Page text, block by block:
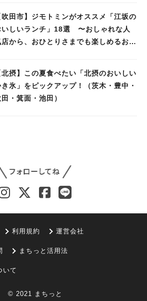
吹田市】ジモトミンがオススメ「江坂の
いしいランチ」18選 〜おしゃれな人
店から、おひとりさまでも楽しめるお店
北摂】この夏食べたい「北摂のおいしい
き氷」をピックアップ！（茨木・豊中・
田・箕面・池田）
利用規約 運営会社
まちっと活用法
いて
© 2021 まちっと